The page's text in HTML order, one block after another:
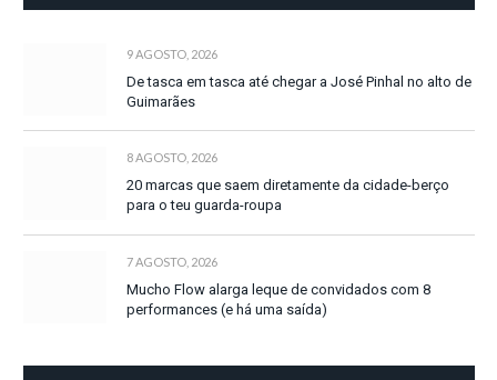
9 AGOSTO, 2026
De tasca em tasca até chegar a José Pinhal no alto de
Guimarães
8 AGOSTO, 2026
20 marcas que saem diretamente da cidade-berço
para o teu guarda-roupa
7 AGOSTO, 2026
Mucho Flow alarga leque de convidados com 8
performances (e há uma saída)